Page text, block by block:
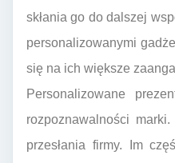
skłania go do dalszej
personalizowanymi
się na ich większe
Personalizowane
rozpoznawalności
przesłania firmy. Im